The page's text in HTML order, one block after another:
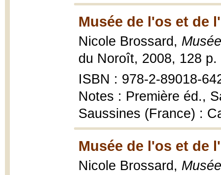
Musée de l'os et de
Nicole Brossard,
du Noroît, 2008, 128 p.
ISBN : 978-2-89018-
Notes : Première éd.,
Saussines (France) :
Musée de l'os et de
Nicole Brossard,